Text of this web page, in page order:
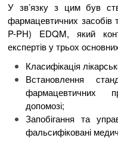
У зв’язку з цим був
фармацевтичних засобів
P-PH) EDQM, який
експертів у трьох
Класифікація
Встановлення
фармацевтичних
допомозі;
Запобігання та
фальсифіковані